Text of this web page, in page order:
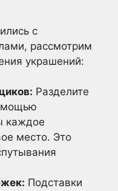
с
рассмотрим
украшений:
Разделите
каждое
место. Это
Подставки